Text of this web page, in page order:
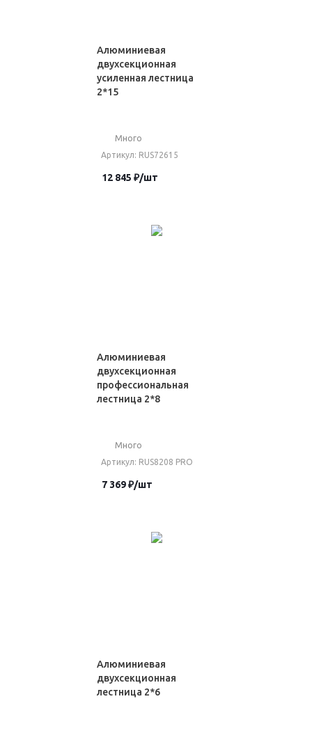
Алюминиевая
двухсекционная
усиленная лестница
2*15
Много
Артикул: RUS72615
12 845 ₽/шт
Алюминиевая
двухсекционная
профессиональная
лестница 2*8
Много
Артикул: RUS8208 PRO
7 369₽/шт
Алюминиевая
двухсекционная
лестница 2*6